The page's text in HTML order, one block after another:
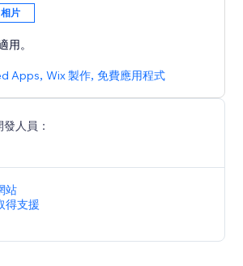
相片
用。
Apps,Wix 製作,免費應用程式
人員：
站
得支援